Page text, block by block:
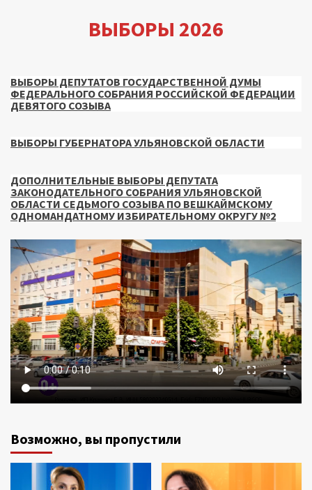
ВЫБОРЫ 2026
ВЫБОРЫ ДЕПУТАТОВ ГОСУДАРСТВЕННОЙ ДУМЫ
ФЕДЕРАЛЬНОГО СОБРАНИЯ РОССИЙСКОЙ ФЕДЕРАЦИИ
ДЕВЯТОГО СОЗЫВА
ВЫБОРЫ ГУБЕРНАТОРА УЛЬЯНОВСКОЙ ОБЛАСТИ
ДОПОЛНИТЕЛЬНЫЕ ВЫБОРЫ ДЕПУТАТА
ЗАКОНОДАТЕЛЬНОГО СОБРАНИЯ УЛЬЯНОВСКОЙ
ОБЛАСТИ СЕДЬМОГО СОЗЫВА ПО ВЕШКАЙМСКОМУ
ОДНОМАНДАТНОМУ ИЗБИРАТЕЛЬНОМУ ОКРУГУ №2
Возможно, вы пропустили